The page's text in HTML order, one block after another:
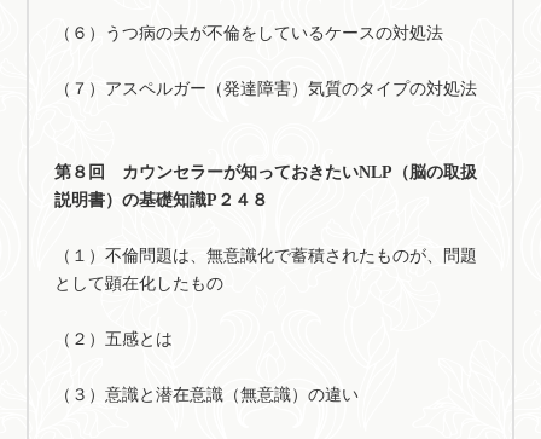
（６）うつ病の夫が不倫をしているケースの対処法
（７）アスペルガー（発達障害）気質のタイプの対処法
第８回 カウンセラーが知っておきたいNLP（脳の取扱
説明書）の基礎知識P２４８
（１）不倫問題は、無意識化で蓄積されたものが、問題
として顕在化したもの
（２）五感とは
（３）意識と潜在意識（無意識）の違い